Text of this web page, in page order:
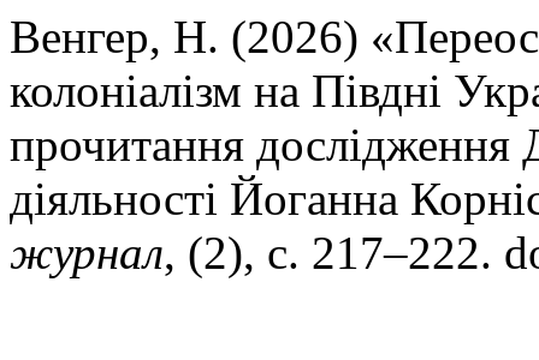
Венгер, Н. (2026)
колоніалізм на Півдні
прочитання дослідження
діяльності Йоганна
журнал, (2), с. 217–222.